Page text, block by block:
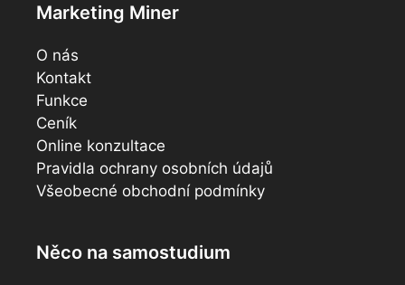
Marketing Miner
O nás
Kontakt
Funkce
Ceník
Online konzultace
Pravidla ochrany osobních údajů
Všeobecné obchodní podmínky
Něco na samostudium